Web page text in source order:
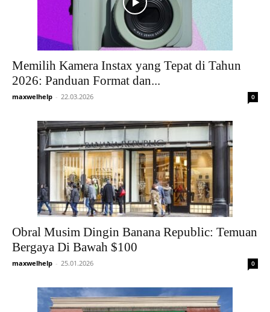
Memilih Kamera Instax yang Tepat di Tahun
2026: Panduan Format dan...
maxwelhelp - 22.03.2026 0
Obral Musim Dingin Banana Republic: Temuan
Bergaya Di Bawah $100
maxwelhelp - 25.01.2026 0